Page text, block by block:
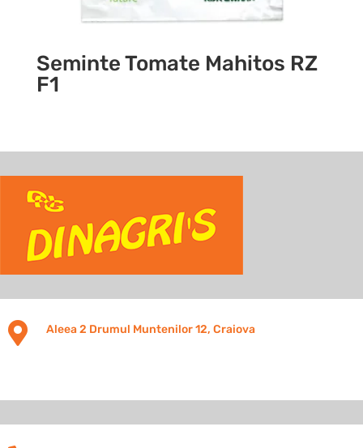
Seminte Tomate Mahitos RZ
F1
 Aleea 2 Drumul Muntenilor 12, Craiova